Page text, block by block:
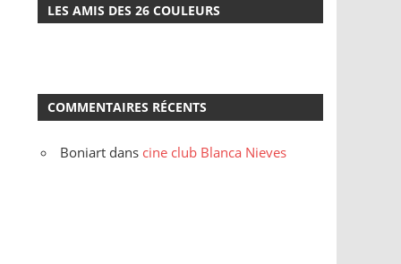
LES AMIS DES 26 COULEURS
COMMENTAIRES RÉCENTS
Boniart dans cine club Blanca Nieves